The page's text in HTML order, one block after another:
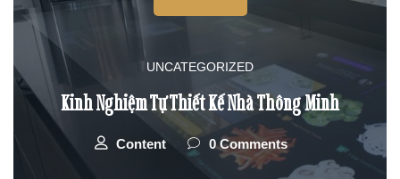
UNCATEGORIZED
Kinh Nghiệm Tự Thiết Kế Nhà Thông Minh
Content 0 Comments